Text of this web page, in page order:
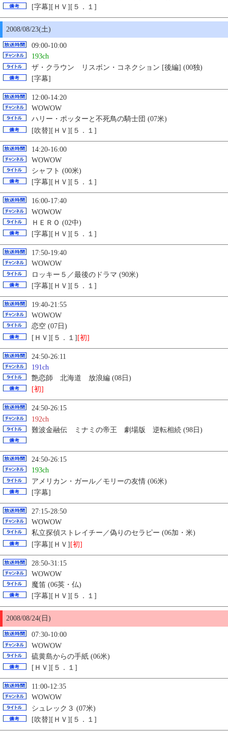
[字幕][ＨＶ][５．１]
2008/08/23(土)
09:00-10:00
193ch
ザ・クラウン リスボン・コネクション [後編] (00独)
[字幕]
12:00-14:20
WOWOW
ハリー・ポッターと不死鳥の騎士団 (07米)
[吹替][ＨＶ][５．１]
14:20-16:00
WOWOW
シャフト (00米)
[字幕][ＨＶ][５．１]
16:00-17:40
WOWOW
ＨＥＲＯ (02中)
[字幕][ＨＶ][５．１]
17:50-19:40
WOWOW
ロッキー５／最後のドラマ (90米)
[字幕][ＨＶ][５．１]
19:40-21:55
WOWOW
恋空 (07日)
[ＨＶ][５．１][初]
24:50-26:11
191ch
艶恋師 北海道 放浪編 (08日)
[初]
24:50-26:15
192ch
難波金融伝 ミナミの帝王 劇場版 逆転相続 (98日)
24:50-26:15
193ch
アメリカン・ガール／モリーの友情 (06米)
[字幕]
27:15-28:50
WOWOW
私立探偵ストレイチー／偽りのセラピー (06加・米)
[字幕][ＨＶ][初]
28:50-31:15
WOWOW
魔笛 (06英・仏)
[字幕][ＨＶ][５．１]
2008/08/24(日)
07:30-10:00
WOWOW
硫黄島からの手紙 (06米)
[ＨＶ][５．１]
11:00-12:35
WOWOW
シュレック３ (07米)
[吹替][ＨＶ][５．１]